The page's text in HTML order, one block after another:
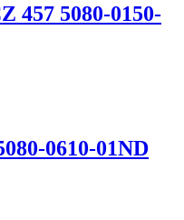
457 5080-0150-
0610-01ND